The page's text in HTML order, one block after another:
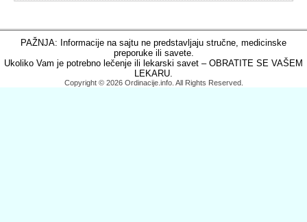
PAŽNJA: Informacije na sajtu ne predstavljaju stručne, medicinske
preporuke ili savete.
Ukoliko Vam je potrebno lečenje ili lekarski savet – OBRATITE SE VAŠEM
LEKARU.
Copyright © 2026 Ordinacije.info. All Rights Reserved.